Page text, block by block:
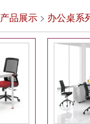
产品展示 > 办公桌系